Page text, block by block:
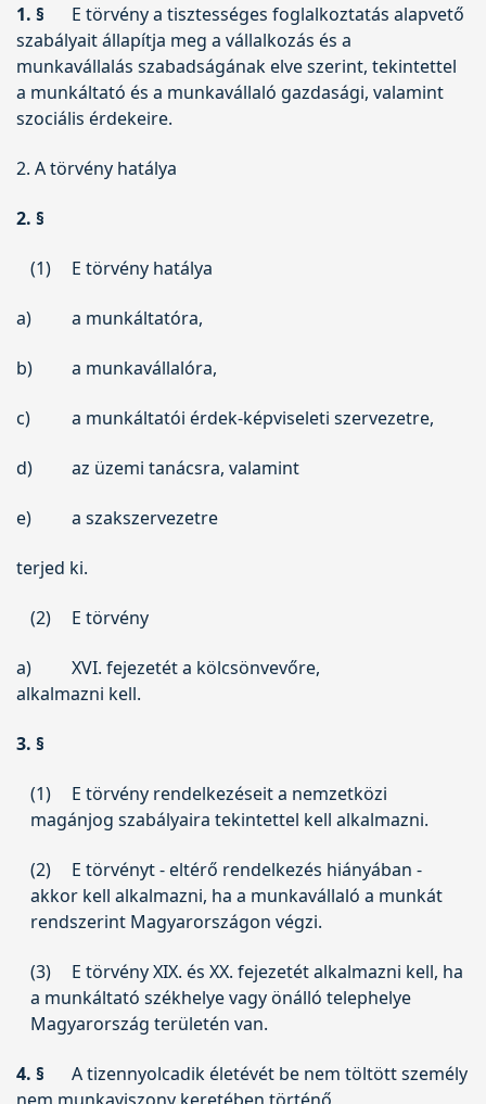
1. §
E törvény a tisztességes foglalkoztatás alapvető
szabályait állapítja meg a vállalkozás és a
munkavállalás szabadságának elve szerint, tekintettel
a munkáltató és a munkavállaló gazdasági, valamint
szociális érdekeire.
2. A törvény hatálya
2. §
(1) E törvény hatálya
a) a munkáltatóra,
b) a munkavállalóra,
c) a munkáltatói érdek-képviseleti szervezetre,
d) az üzemi tanácsra, valamint
e) a szakszervezetre
terjed ki.
(2) E törvény
a)
XVI. fejezetét a kölcsönvevőre,
alkalmazni kell.
3. §
(1)
E törvény rendelkezéseit a nemzetközi
magánjog szabályaira tekintettel kell alkalmazni.
(2)
E törvényt - eltérő rendelkezés hiányában -
akkor kell alkalmazni, ha a munkavállaló a munkát
rendszerint Magyarországon végzi.
(3)
E törvény XIX. és XX. fejezetét alkalmazni kell, ha
a munkáltató székhelye vagy önálló telephelye
Magyarország területén van.
4. §
A tizennyolcadik életévét be nem töltött személy
nem munkaviszony keretében történő